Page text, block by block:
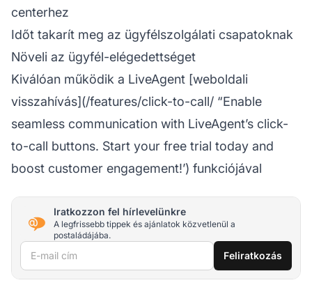
centerhez
Időt takarít meg az ügyfélszolgálati csapatoknak
Növeli az ügyfél-elégedettséget
Kiválóan működik a LiveAgent [weboldali
visszahívás](/features/click-to-call/ “Enable
seamless communication with LiveAgent’s click-
to-call buttons. Start your free trial today and
boost customer engagement!’) funkciójával
Iratkozzon fel hírlevelünkre
A legfrissebb tippek és ajánlatok közvetlenül a
postaládájába.
E-mail cím Feliratkozás